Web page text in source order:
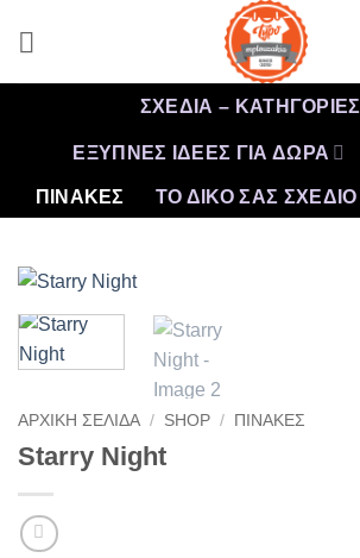
ΣΧΕΔΙΑ – ΚΑΤΗΓΟΡΙΕΣ
ΕΞΥΠΝΕΣ ΙΔΕΕΣ ΓΙΑ ΔΩΡΑ
ΠΙΝΑΚΕΣ ΤΟ ΔΙΚΟ ΣΑΣ ΣΧΕΔΙΟ
ΑΡΧΙΚΉ ΣΕΛΊΔΑ / SHOP / ΠΙΝΑΚΕΣ
Starry Night